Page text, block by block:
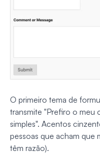
O primeiro tema de
transmite "Prefiro o meu
simples". Acentos
pessoas que acham que
têm razão).